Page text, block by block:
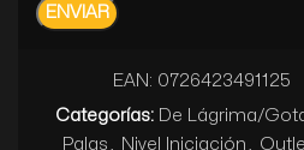
EAN: 0726423491125
Categorías:
De Lágrima/
Palas
Nivel Iniciación